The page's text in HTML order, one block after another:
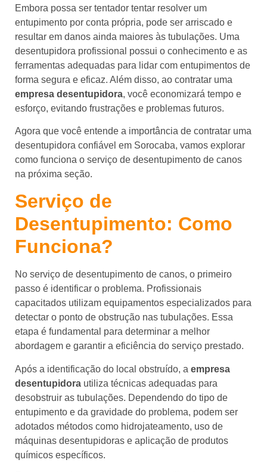
Embora possa ser tentador tentar resolver um
entupimento por conta própria, pode ser arriscado e
resultar em danos ainda maiores às tubulações. Uma
desentupidora profissional possui o conhecimento e as
ferramentas adequadas para lidar com entupimentos de
forma segura e eficaz. Além disso, ao contratar uma
empresa desentupidora, você economizará tempo e
esforço, evitando frustrações e problemas futuros.
Agora que você entende a importância de contratar uma
desentupidora confiável em Sorocaba, vamos explorar
como funciona o serviço de desentupimento de canos
na próxima seção.
Serviço de
Desentupimento: Como
Funciona?
No serviço de desentupimento de canos, o primeiro
passo é identificar o problema. Profissionais
capacitados utilizam equipamentos especializados para
detectar o ponto de obstrução nas tubulações. Essa
etapa é fundamental para determinar a melhor
abordagem e garantir a eficiência do serviço prestado.
Após a identificação do local obstruído, a empresa
desentupidora utiliza técnicas adequadas para
desobstruir as tubulações. Dependendo do tipo de
entupimento e da gravidade do problema, podem ser
adotados métodos como hidrojateamento, uso de
máquinas desentupidoras e aplicação de produtos
químicos específicos.